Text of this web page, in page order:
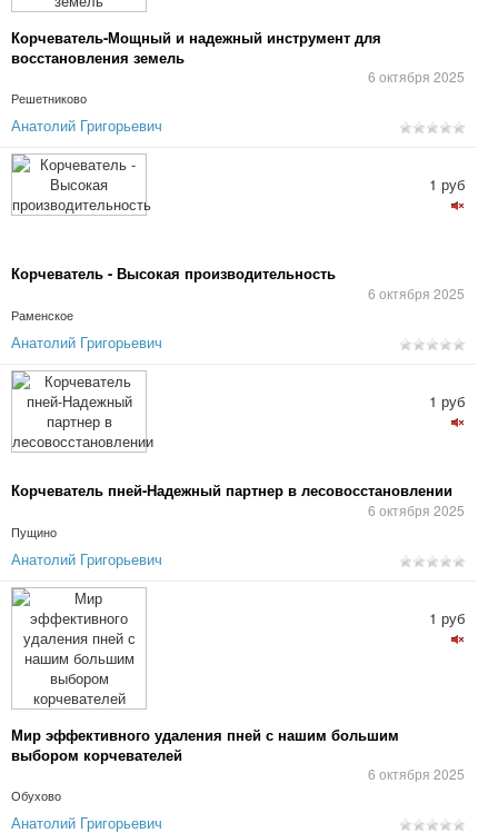
Корчеватель-Мощный и надежный инструмент для
восстановления земель
6 октября 2025
Решетниково
Анатолий Григорьевич
Корчеватель - Высокая производительность
6 октября 2025
Раменское
1 руб
Анатолий Григорьевич
Корчеватель пней-Надежный партнер в лесовосстановлении
6 октября 2025
Пущино
1 руб
Анатолий Григорьевич
Мир эффективного удаления пней с нашим большим
выбором корчевателей
6 октября 2025
Обухово
1 руб
Анатолий Григорьевич